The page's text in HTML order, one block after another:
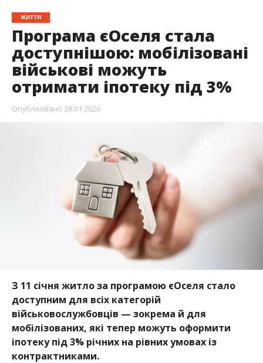
ЖИТТЯ
Програма єОселя стала
доступнішою: мобілізовані
військові можуть
отримати іпотеку під 3%
Опубліковано 28.01.2026
З 11 січня житло за програмою єОселя стало
доступним для всіх категорій
військовослужбовців — зокрема й для
мобілізованих, які тепер можуть оформити
іпотеку під 3% річних на рівних умовах із
контрактниками.